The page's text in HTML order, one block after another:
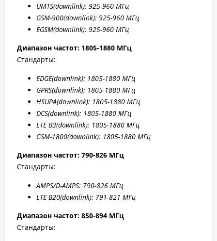
UMTS(downlink): 925-960 МГц
GSM-900(downlink): 925-960 МГц
EGSM(downlink): 925-960 МГц
Диапазон частот: 1805-1880 МГц
Стандарты:
EDGE(downlink): 1805-1880 МГц
GPRS(downlink): 1805-1880 МГц
HSUPA(downlink): 1805-1880 МГц
DCS(downlink): 1805-1880 МГц
LTE B3(downlink): 1805-1880 МГц
GSM-1800(downlink): 1805-1880 МГц
Диапазон частот: 790-826 МГц
Стандарты:
AMPS/D-AMPS: 790-826 МГц
LTE B20(downlink): 791-821 МГц
Диапазон частот: 850-894 МГц
Стандарты: